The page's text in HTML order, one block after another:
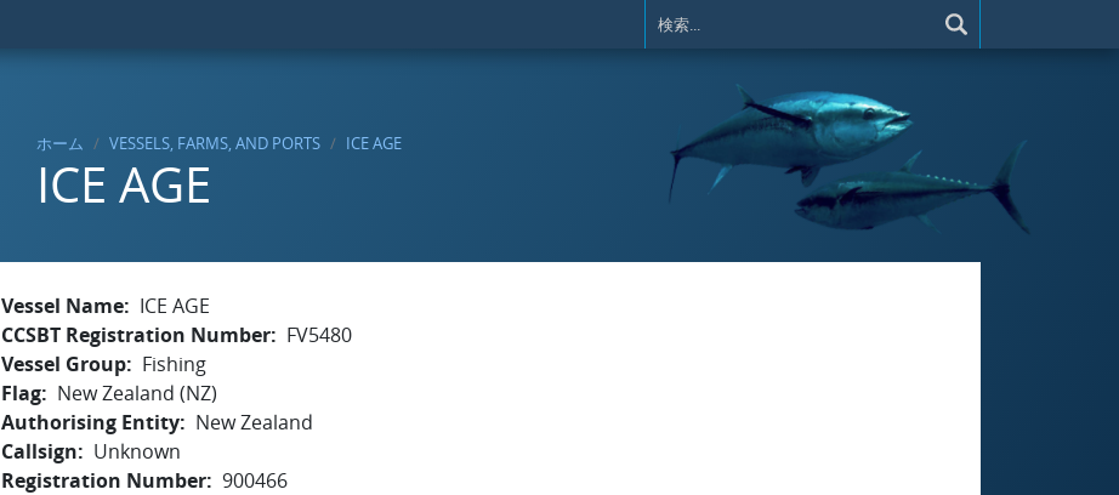
ホーム VESSELS, FARMS, AND PORTS ICE AGE
ICE AGE
Vessel Name
ICE AGE
CCSBT Registration Number
FV5480
Vessel Group
Fishing
Flag
New Zealand (NZ)
Authorising Entity
New Zealand
Callsign
Unknown
Registration Number 900466